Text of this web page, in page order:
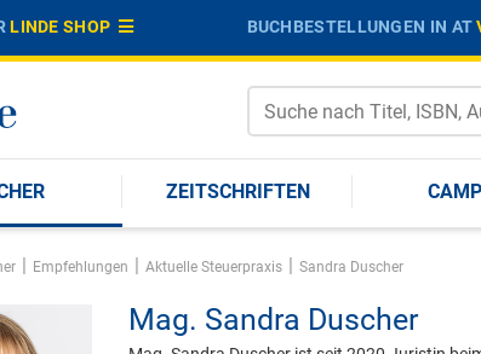
LINDE SHOP BUCHBESTELLUNGEN IN AT
ZEITSCHRIFTEN
| Empfehlungen | Aktuelle Steuerpraxis | Sandra Duscher
Mag. Sandra Duscher